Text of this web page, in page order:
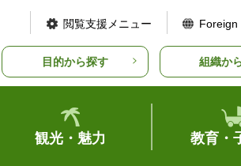
閲覧支援メニュー Foreign
目的から探す 組織か
観光・魅力 教育・